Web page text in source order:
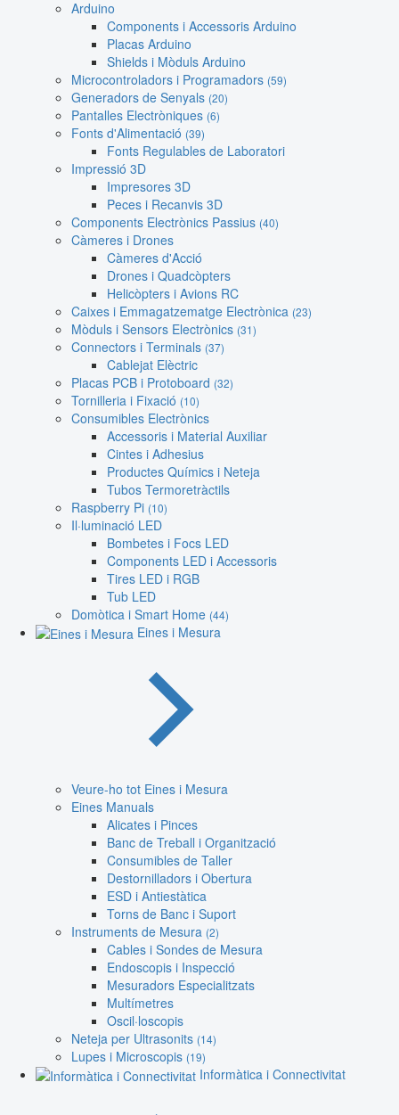
Arduino
Components i Accessoris Arduino
Placas Arduino
Shields i Mòduls Arduino
Microcontroladors i Programadors (59)
Generadors de Senyals (20)
Pantalles Electròniques (6)
Fonts d'Alimentació (39)
Fonts Regulables de Laboratori
Impressió 3D
Impresores 3D
Peces i Recanvis 3D
Components Electrònics Passius (40)
Càmeres i Drones
Càmeres d'Acció
Drones i Quadcòpters
Helicòpters i Avions RC
Caixes i Emmagatzematge Electrònica (23)
Mòduls i Sensors Electrònics (31)
Connectors i Terminals (37)
Cablejat Elèctric
Placas PCB i Protoboard (32)
Tornilleria i Fixació (10)
Consumibles Electrònics
Accessoris i Material Auxiliar
Cintes i Adhesius
Productes Químics i Neteja
Tubos Termoretràctils
Raspberry Pi (10)
Il·luminació LED
Bombetes i Focs LED
Components LED i Accessoris
Tires LED i RGB
Tub LED
Domòtica i Smart Home (44)
Eines i Mesura
Veure-ho tot Eines i Mesura
Eines Manuals
Alicates i Pinces
Banc de Treball i Organització
Consumibles de Taller
Destornilladors i Obertura
ESD i Antiestàtica
Torns de Banc i Suport
Instruments de Mesura (2)
Cables i Sondes de Mesura
Endoscopis i Inspecció
Mesuradors Especialitzats
Multímetres
Oscil·loscopis
Neteja per Ultrasonits (14)
Lupes i Microscopis (19)
Informàtica i Connectivitat